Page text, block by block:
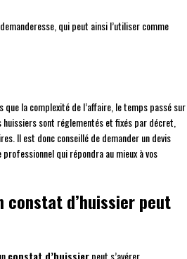
qui peut ainsi l’utiliser comme
la complexité de l’affaire, le temps passé sur
sont réglementés et fixés par décret,
Il est donc conseillé de demander un devis
qui répondra au mieux à vos
constat d’huissier peut
constat d’huissierpeut s’avérer